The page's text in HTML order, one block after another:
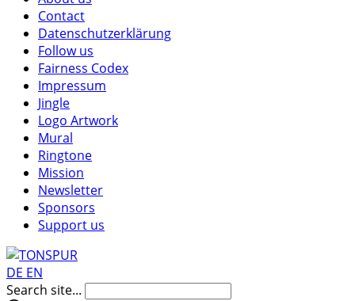
Contact
Datenschutzerklärung
Follow us
Fairness Codex
Impressum
Jingle
Logo Artwork
Mural
Ringtone
Mission
Newsletter
Sponsors
Support us
DE EN
Search site...